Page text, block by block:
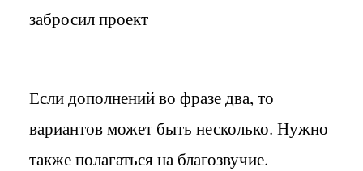
забросил проект
Если дополнений во фразе два, то
вариантов может быть несколько. Нужно
также полагаться на благозвучие.